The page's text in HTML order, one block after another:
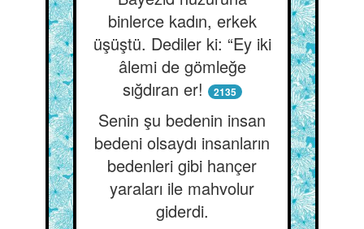
binlerce kadın, erkek
üşüştü. Dediler ki: “Ey iki
âlemi de gömleğe
sığdıran er!
2135
Senin şu bedenin insan
bedeni olsaydı insanların
bedenleri gibi hançer
yaraları ile mahvolur
giderdi.